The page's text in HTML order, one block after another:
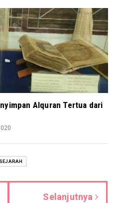
Alquran Tertua dari
SEJARAH
Selanjutnya